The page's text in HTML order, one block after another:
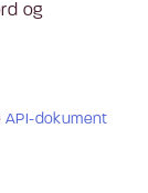
og
API-dokument